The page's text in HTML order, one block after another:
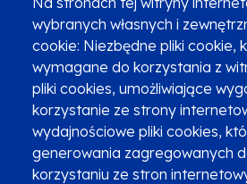
wybranych własnych i
cookie: Niezbędne pliki cookie,
wymagane do korzystania z
pliki cookies, umożliwiające
korzystanie ze strony
wydajnościowe pliki cookies,
generowania zagregowanych
korzystaniu ze stron
Zgłoszenia podejrzenia
Newsletter
Fundusze
Najczęściej zadawane pytania